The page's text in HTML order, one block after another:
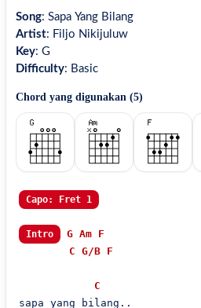
Song: Sapa Yang Bilang
Artist: Filjo Nikijuluw
Key: G
Difficulty: Basic
Chord yang digunakan (5)
Capo: Fret 1
Intro G Am
F
C G/B F
C
sapa yang bilang..